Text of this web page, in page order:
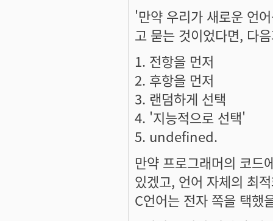
'만약 우리가 새로운 언
고 묻는 것이었다면, 다
1. 전항을 먼저
2. 후항을 먼저
3. 랜덤하게 선택
4. '지능적으로 선택'
5. undefined.
만약 프로그래머의 코드
있겠고, 언어 자체의 최
C언어는 전자 쪽을 택했